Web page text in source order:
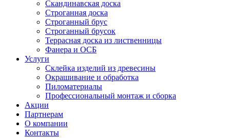
Скандинавская доска
Строганная доска
Строганный брус
Строганный брусок
Террасная доска из лиственницы
Фанера и ОСБ
Услуги
Склейка изделий из древесины
Окрашивание и обработка
Пиломатериалы
Профессиональный монтаж и сборка
Акции
Партнерам
О компании
Контакты